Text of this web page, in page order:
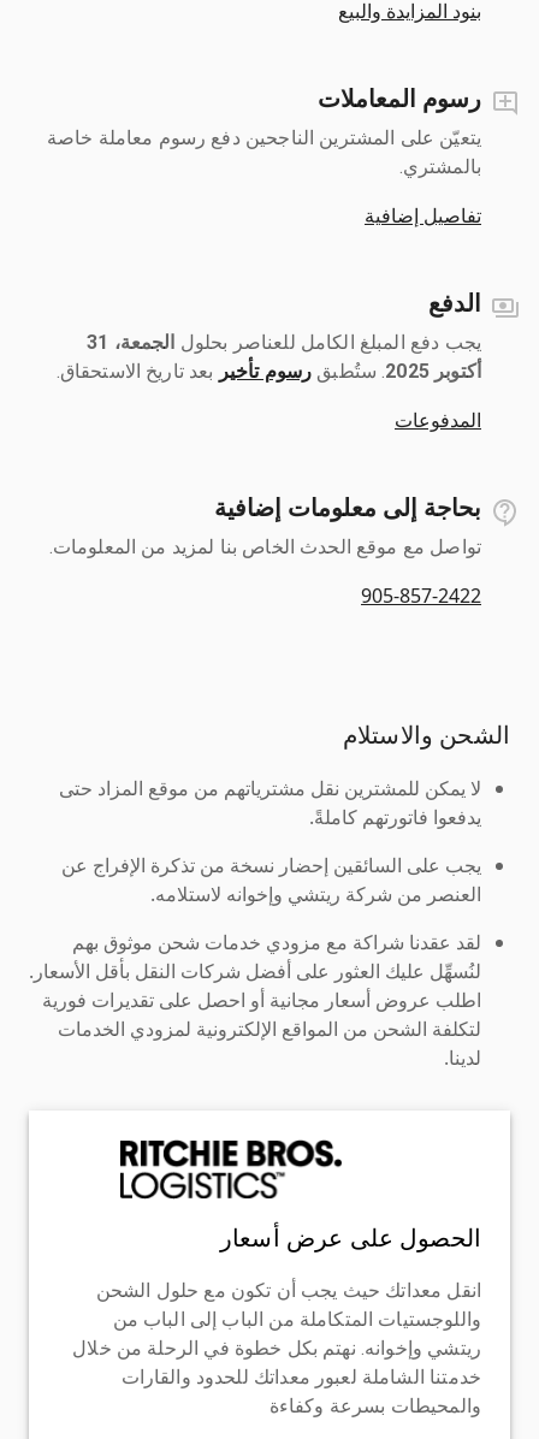
بنود المزايدة والبيع
رسوم المعاملات
يتعيّن على المشترين الناجحين دفع رسوم معاملة خاصة
بالمشتري.
تفاصيل إضافية
الدفع
يجب دفع المبلغ الكامل للعناصر بحلول ‎
الجمعة، 31
أكتوبر 2025
‎. ستُطبق رسوم تأخير بعد تاريخ الاستحقاق.
المدفوعات
بحاجة إلى معلومات إضافية
تواصل مع موقع الحدث الخاص بنا لمزيد من المعلومات.
905-857-2422
الشحن والاستلام
لا يمكن للمشترين نقل مشترياتهم من موقع المزاد حتى
يدفعوا فاتورتهم كاملةً.
يجب على السائقين إحضار نسخة من تذكرة الإفراج عن
العنصر من شركة ريتشي وإخوانه لاستلامه.
لقد عقدنا شراكة مع مزودي خدمات شحن موثوق بهم
لنُسهِّل عليك العثور على أفضل شركات النقل بأقل الأسعار.
اطلب عروض أسعار مجانية أو احصل على تقديرات فورية
لتكلفة الشحن من المواقع الإلكترونية لمزودي الخدمات
لدينا.
الحصول على عرض أسعار
انقل معداتك حيث يجب أن تكون مع حلول الشحن
واللوجستيات المتكاملة من الباب إلى الباب من
ريتشي وإخوانه. نهتم بكل خطوة في الرحلة من خلال
خدمتنا الشاملة لعبور معداتك للحدود والقارات
والمحيطات بسرعة وكفاءة